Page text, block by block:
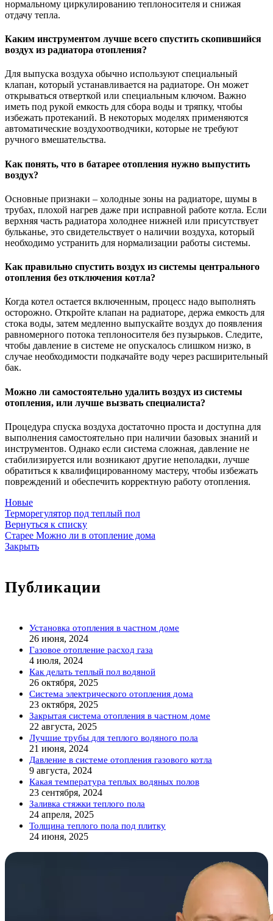
нормальному циркулированию теплоносителя и снижая
отдачу тепла.
Каким инструментом лучше всего спустить скопившийся
воздух из радиатора отопления?
Для выпуска воздуха обычно используют специальный
клапан, который устанавливается на радиаторе. Он может
открываться отверткой или специальным ключом. Важно
иметь под рукой емкость для сбора воды и тряпку, чтобы
избежать протеканий. В некоторых моделях применяются
автоматические воздухоотводчики, которые не требуют
ручного вмешательства.
Как понять, что в батарее отопления нужно выпустить
воздух?
Основные признаки – холодные зоны на радиаторе, шумы в
трубах, плохой нагрев даже при исправной работе котла. Если
верхняя часть радиатора холоднее нижней или присутствует
бульканье, это свидетельствует о наличии воздуха, который
необходимо устранить для нормализации работы системы.
Как правильно спустить воздух из системы центрального
отопления без отключения котла?
Когда котел остается включенным, процесс надо выполнять
осторожно. Откройте клапан на радиаторе, держа емкость для
стока воды, затем медленно выпускайте воздух до появления
равномерного потока теплоносителя без пузырьков. Следите,
чтобы давление в системе не опускалось слишком низко, в
случае необходимости подкачайте воду через расширительный
бак.
Можно ли самостоятельно удалить воздух из системы
отопления, или лучше вызвать специалиста?
Процедура спуска воздуха достаточно проста и доступна для
выполнения самостоятельно при наличии базовых знаний и
инструментов. Однако если система сложная, давление не
стабилизируется или возникают другие неполадки, лучше
обратиться к квалифицированному мастеру, чтобы избежать
повреждений и обеспечить корректную работу отопления.
Новые
Терморегулятор под теплый пол
Вернуться к списку
Старее Можно ли в отопление дома
Закрыть
Публикации
Установка отопления в частном доме
26 июня, 2024
Газовое отопление расход газа
4 июля, 2024
Как делать теплый пол водяной
26 октября, 2025
Система электрического отопления дома
23 октября, 2025
Закрытая система отопления в частном доме
22 августа, 2025
Лучшие трубы для теплого водяного пола
21 июня, 2024
Давление в системе отопления газового котла
9 августа, 2024
Какая температура теплых водяных полов
23 сентября, 2024
Заливка стяжки теплого пола
24 апреля, 2025
Толщина теплого пола под плитку
24 июня, 2025